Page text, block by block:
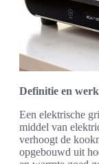
Definitie en
Een elektrische
middel van
verhoogt de
opgebouwd uit